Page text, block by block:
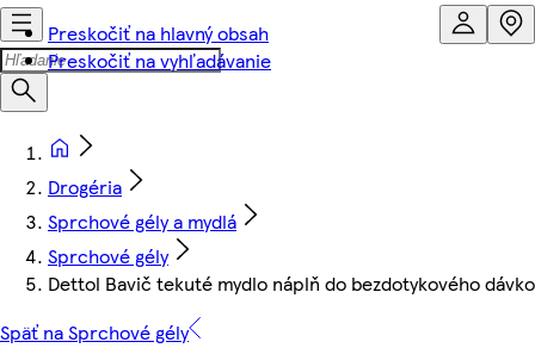
Preskočiť na hlavný obsah
Preskočiť na vyhľadávanie
Drogéria
Sprchové gély a mydlá
Sprchové gély
Dettol Bavič tekuté mydlo náplň do bezdotykového
Späť na Sprchové gély